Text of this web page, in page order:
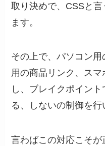
取り決めで、CSSと
ます。
その上で、パソコン
用の商品リンク、ス
し、ブレイクポイン
る、しないの制御を行
言わばこの対応こそ